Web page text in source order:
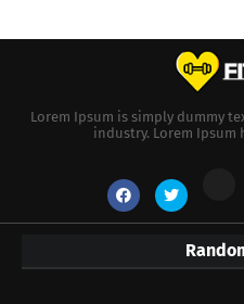
Lorem Ipsum is simply dummy
industry. Lorem Ipsum